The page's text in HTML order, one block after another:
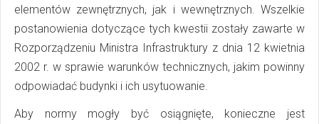
elementów zewnętrznych, jak i wewnętrznych. Wszelkie
postanowienia dotyczące tych kwestii zostały zawarte w
Rozporządzeniu Ministra Infrastruktury z dnia 12 kwietnia
2002 r. w sprawie warunków technicznych, jakim powinny
odpowiadać budynki i ich usytuowanie.
Aby normy mogły być osiągnięte, konieczne jest